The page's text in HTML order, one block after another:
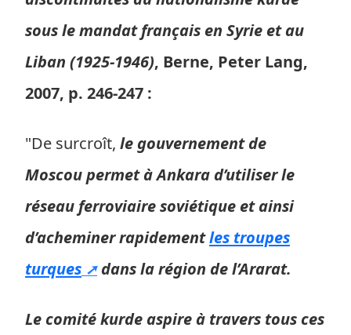
sous le mandat français en Syrie et au
Liban (1925-1946), Berne, Peter Lang,
2007, p. 246-247 :
"De surcroît, le gouvernement de
Moscou permet à Ankara d’utiliser le
réseau ferroviaire soviétique et ainsi
d’acheminer rapidementles troupes
turques
dans la région de l’Ararat.
Le comité kurde aspire à travers tous ces